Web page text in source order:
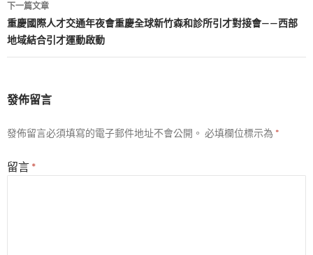
覽
下一篇文章
重慶國際人才交通年夜會重慶全球新竹森和診所引才對接會——西部
地域結合引才運動啟動
發佈留言
發佈留言必須填寫的電子郵件地址不會公開。 必填欄位標示為 *
留言 *